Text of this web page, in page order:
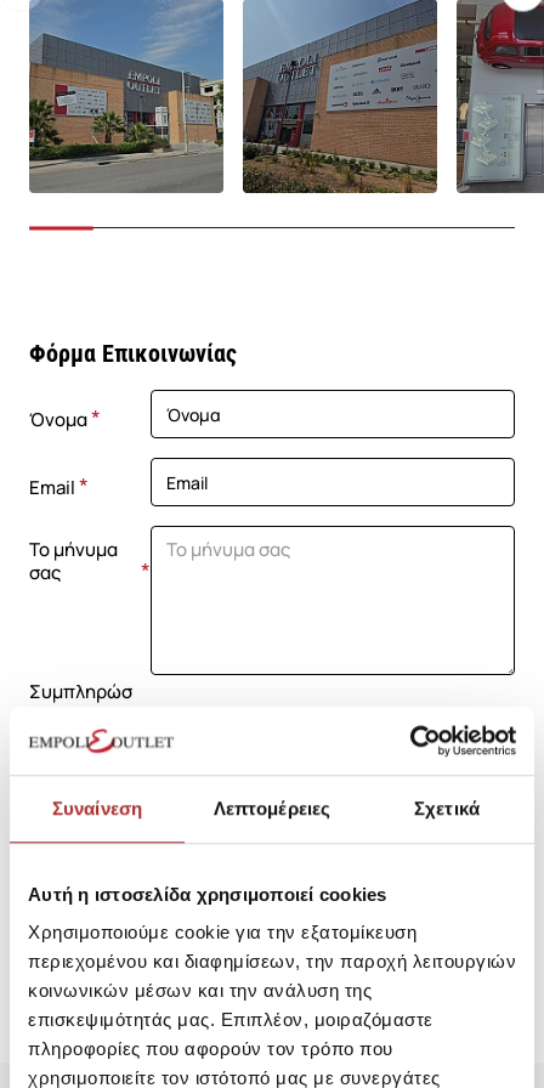
Συναίνεση Λεπτομέρειες Σχετικά
Αυτή η ιστοσελίδα χρησιμοποιεί cookies
Χρησιμοποιούμε cookie για την εξατομίκευση
περιεχομένου και διαφημίσεων, την παροχή λειτουργιών
κοινωνικών μέσων και την ανάλυση της
επισκεψιμότητάς μας. Επιπλέον, μοιραζόμαστε
πληροφορίες που αφορούν τον τρόπο που
χρησιμοποιείτε τον ιστότοπό μας με συνεργάτες
Φόρμα Επικοινωνίας
Όνομα
Email
Το μήνυμα
σας
Συμπληρώσ
επαλήθευση
reCAPTCHA
Έχω διαβάσει και αποδέχομαι τους όρους στη σελίδα
Αποστολή